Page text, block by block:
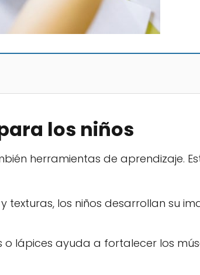
los niños
herramientas de aprendizaje.
texturas, los niños desarrollan su
o lápices ayuda a fortalecer los